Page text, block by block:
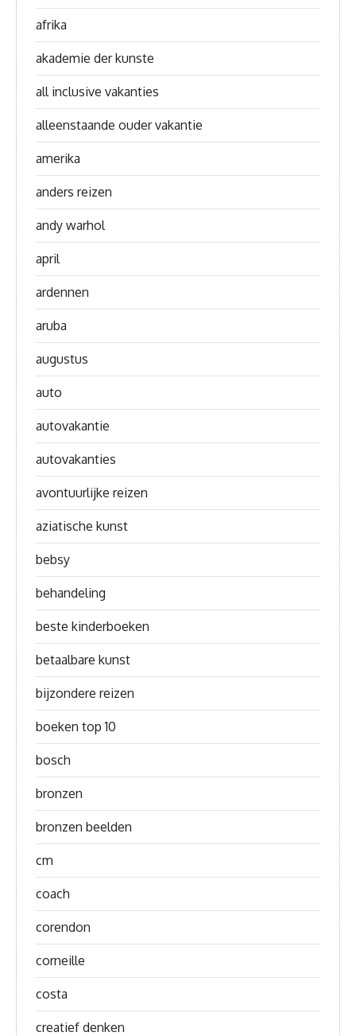
afrika
akademie der kunste
all inclusive vakanties
alleenstaande ouder vakantie
amerika
anders reizen
andy warhol
april
ardennen
aruba
augustus
auto
autovakantie
autovakanties
avontuurlijke reizen
aziatische kunst
bebsy
behandeling
beste kinderboeken
betaalbare kunst
bijzondere reizen
boeken top 10
bosch
bronzen
bronzen beelden
cm
coach
corendon
corneille
costa
creatief denken